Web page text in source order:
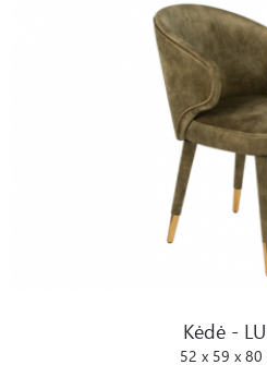
Kėdė -
52 x 59 x 80